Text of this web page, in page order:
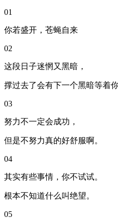
01
你若盛开，苍蝇自来
02
这段日子迷惘又黑暗，
撑过去了会有下一个黑暗等着你
03
努力不一定会成功，
但是不努力真的好舒服啊。
04
其实有些事情，你不试试。
根本不知道什么叫绝望。
05